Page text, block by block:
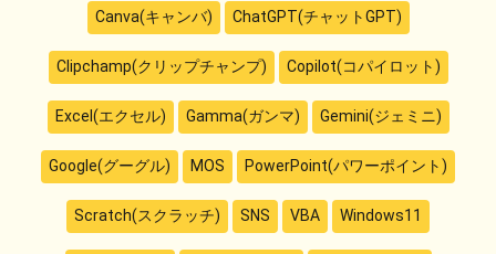
Canva(キャンバ) ChatGPT(チャットGPT)
Clipchamp(クリップチャンプ) Copilot(コパイロット)
Excel(エクセル) Gamma(ガンマ) Gemini(ジェミニ)
Google(グーグル) MOS PowerPoint(パワーポイント)
Scratch(スクラッチ) SNS VBA Windows11